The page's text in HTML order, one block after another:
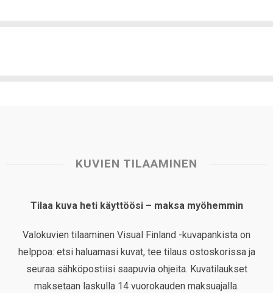
KUVIEN TILAAMINEN
Tilaa kuva heti käyttöösi – maksa myöhemmin
Valokuvien tilaaminen Visual Finland -kuvapankista on
helppoa: etsi haluamasi kuvat, tee tilaus ostoskorissa ja
seuraa sähköpostiisi saapuvia ohjeita. Kuvatilaukset
maksetaan laskulla 14 vuorokauden maksuajalla.